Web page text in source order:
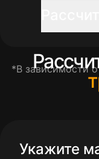
*В зависимости
Укажите